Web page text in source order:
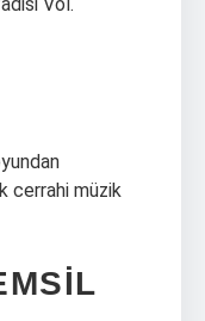
cerrahi müzik